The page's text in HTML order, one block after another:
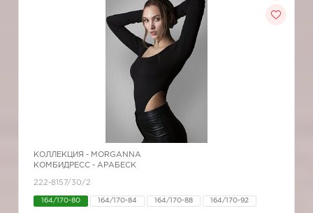
КОЛЛЕКЦИЯ - MORGANNA
КОМБИДРЕСС - АРАБЕСК
222-8157/30/2
164/170-80 164/170-84 164/170-88 164/170-92